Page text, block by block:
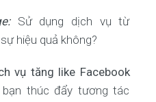
Sử dụng dịch vụ từ
hiệu quả không?
vụ tăng like Facebook
thúc đẩy tương tác